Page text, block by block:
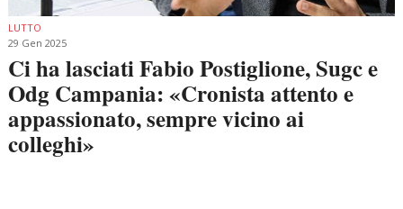
LUTTO
29 Gen 2025
Ci ha lasciati Fabio Postiglione, Sugc e
Odg Campania: «Cronista attento e
appassionato, sempre vicino ai
colleghi»